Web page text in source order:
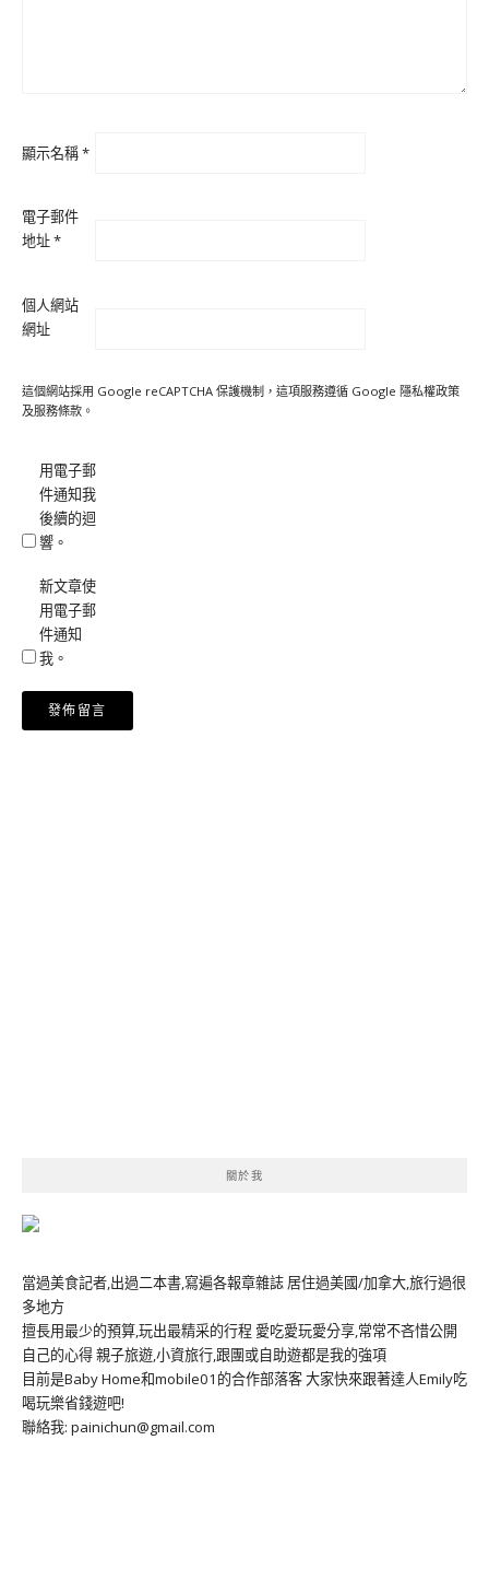
顯示名稱*
電子郵件
地址*
個人網站
網址
這個網站採用 Google reCAPTCHA 保護機制，這項服務遵循 Google 隱私權政策
及服務條款 。
用電子郵
件通知我
後續的迴
響。
新文章使
用電子郵
件通知
我。
關於我
當過美食記者,出過二本書,寫遍各報章雜誌 居住過美國/加拿大,旅行過很
多地方
擅長用最少的預算,玩出最精采的行程 愛吃愛玩愛分享,常常不吝惜公開
自己的心得 親子旅遊,小資旅行,跟團或自助遊都是我的強項
目前是Baby Home和mobile01的合作部落客 大家快來跟著達人Emily吃
喝玩樂省錢遊吧!
聯絡我: painichun@gmail.com